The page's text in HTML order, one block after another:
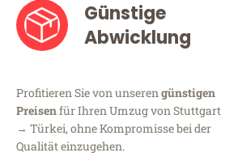
Günstige
Abwicklung
Profitieren Sie von unserengünstigen
Preisenfür Ihren Umzug von Stuttgart
→ Türkei, ohne Kompromisse bei der
Qualität einzugehen.